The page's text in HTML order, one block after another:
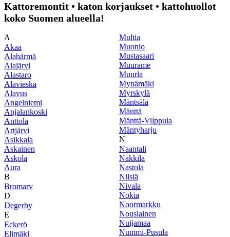
Kattoremontit • katon korjaukset • kattohuollot
koko Suomen alueella!
A
Akaa
Alahärmä
Alajärvi
Alastaro
Alavieska
Alavus
Angelniemi
Anjalankoski
Anttola
Artjärvi
Asikkala
Askainen
Askola
Aura
B
Bromarv
D
Degerby
E
Eckerö
Elimäki
Multia
Muonio
Mustasaari
Muurame
Muurla
Mynämäki
Myrskylä
Mäntsälä
Mänttä
Mänttä-Vilppula
Mäntyharju
N
Naantali
Nakkila
Nastola
Nilsiä
Nivala
Nokia
Noormarkku
Nousiainen
Nuijamaa
Nummi-Pusula